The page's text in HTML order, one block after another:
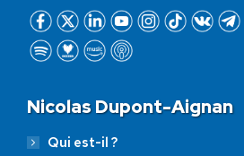
Nicolas Dupont-Aignan
Qui est-il ?